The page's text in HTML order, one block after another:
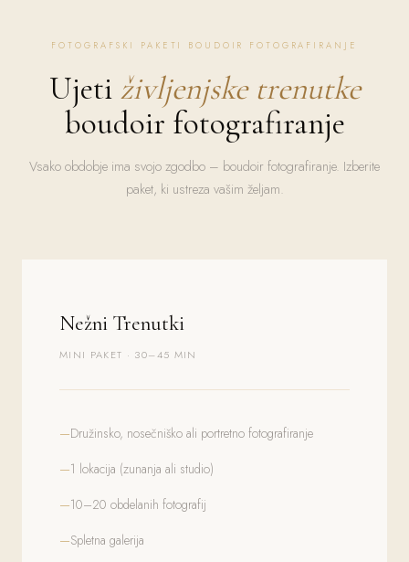
FOTOGRAFSKI PAKETI BOUDOIR FOTOGRAFIRANJE
Ujeti življenjske trenutke
boudoir fotografiranje
Vsako obdobje ima svojo zgodbo – boudoir fotografiranje. Izberite
paket, ki ustreza vašim željam.
Nežni Trenutki
MINI PAKET · 30–45 MIN
Družinsko, nosečniško ali portretno fotografiranje
1 lokacija (zunanja ali studio)
10–20 obdelanih fotografij
Spletna galerija